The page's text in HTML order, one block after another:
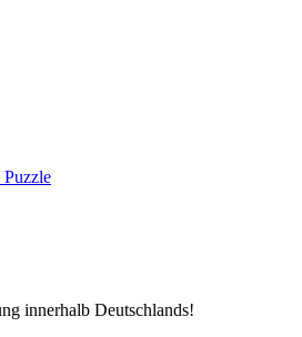
Puzzle
innerhalb Deutschlands!